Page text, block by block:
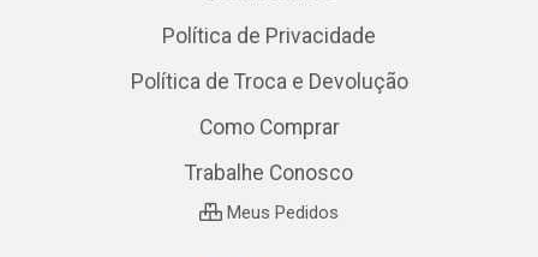
Política de Privacidade
Política de Troca e Devolução
Como Comprar
Trabalhe Conosco
Meus Pedidos